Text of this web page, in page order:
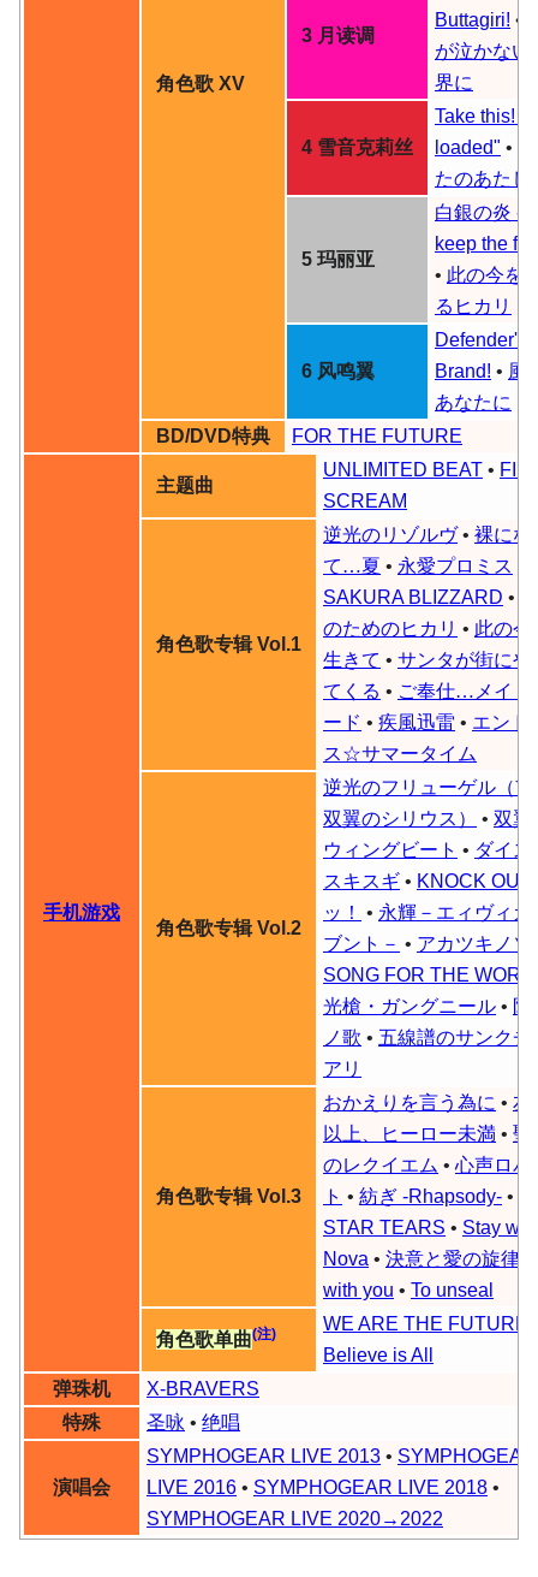
角色歌 XV
3 月读调
Buttagiri! •
が泣かない
界に
4 雪音克莉丝
Take this!
loaded" •
たのあたし
5 玛丽亚
白銀の炎 -
keep the
• 此の今を
るヒカリ
6 风鸣翼
Defender'Z
Brand! • 風
あなたに
BD/DVD特典
FOR THE FUTURE
手机游戏
主题曲
UNLIMITED BEAT •
SCREAM
角色歌专辑 Vol.1
逆光のリゾルヴ• 裸にな
て…夏 • 永愛プロミス
SAKURA BLIZZARD •
のためのヒカリ • 此の今
生きて • サンタが街にや
てくる • ご奉仕…メイド
ード • 疾風迅雷 • エンド
ス☆サマータイム
角色歌专辑 Vol.2
逆光のフリューゲル（
双翼のシリウス）
• 双翼
ウィングビート • ダイス
スキスギ • KNOCK OUT
ッ ！ • 永輝－エィヴィガ
ブント－ • アカツキノソ
SONG FOR THE
光槍・ガングニール • 防
ノ歌 • 五線譜のサンクチ
アリ
角色歌专辑 Vol.3
おかえりを言う為に • 友
以上、ヒーロー未満 • 聖
のレクイエム • 心声ロバ
ト • 紡ぎ -Rhapsody- •
STAR TEARS • Stay
Nova • 決意と愛の旋律
with you • To unseal
角色歌单曲(注) WE ARE THE FUTURE
Believe is All
弹珠机
X-BRAVERS
特殊
圣咏 • 绝唱
演唱会
SYMPHOGEAR LIVE 2013 • SYMPHOGEAR
LIVE 2016 • SYMPHOGEAR LIVE 2018 •
SYMPHOGEAR LIVE 2020→2022